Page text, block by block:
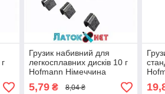
Грузик набивний для
легкосплавних дисків 10 г
Hofmann Німеччина
5,79₴ 8,04 ₴